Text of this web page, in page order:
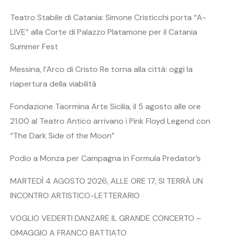
Teatro Stabile di Catania: Simone Cristicchi porta “A-
LIVE” alla Corte di Palazzo Platamone per il Catania
Summer Fest
Messina, l’Arco di Cristo Re torna alla città: oggi la
riapertura della viabilità
Fondazione Taormina Arte Sicilia, il 5 agosto alle ore
21.00 al Teatro Antico arrivano i Pink Floyd Legend con
“The Dark Side of the Moon”
Podio a Monza per Campagna in Formula Predator’s
MARTEDÌ 4 AGOSTO 2026, ALLE ORE 17, SI TERRÀ UN
INCONTRO ARTISTICO-LETTERARIO
VOGLIO VEDERTI DANZARE IL GRANDE CONCERTO –
OMAGGIO A FRANCO BATTIATO